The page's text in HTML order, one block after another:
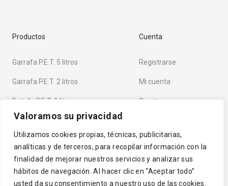
Valoramos su privacidad
Utilizamos cookies propias, técnicas, publicitarias,
analíticas y de terceros, para recopilar información con la
finalidad de mejorar nuestros servicios y analizar sus
hábitos de navegación. Al hacer clic en “Aceptar todo”
usted da su consentimiento a nuestro uso de las cookies.
Productos
Garrafa P.E.T. 5 litros
Garrafa P.E.T. 2 litros
Botella P.E.T. 1 litro
Botella vidrio 750 mililitros
Botella vidrio 250 mililitros
Estuche Aceitera Victoria
Cuenta
Registrarse
Mi cuenta
Carrito
Contacto